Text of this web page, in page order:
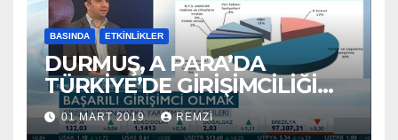
BASINDA ETKINLIKLER
DURMUŞ, A PARA’DA
TÜRKİYE’DE GİRİŞİMCİLİĞİ
ANLATTI
01 MART 2019 REMZI